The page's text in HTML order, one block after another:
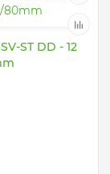
ST DD - 12